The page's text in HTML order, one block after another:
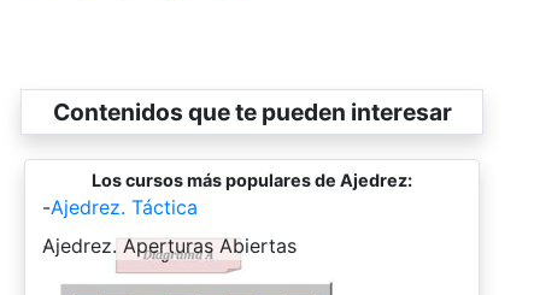
Contenidos que te pueden interesar
Los cursos más populares de Ajedrez:
-Ajedrez. Táctica
-
Ajedrez. Aperturas Abiertas